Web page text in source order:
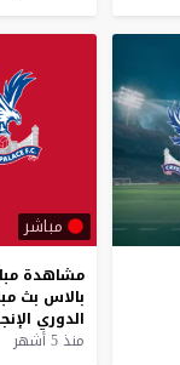
مباشر
مشاهدة
بالاس بث
الدوري
منذ 5 أشهر